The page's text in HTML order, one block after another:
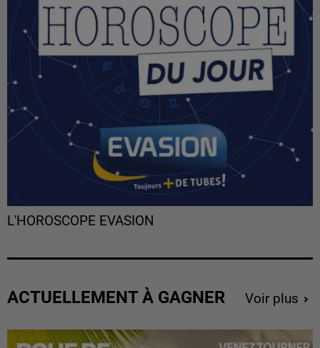
L'HOROSCOPE EVASION
ACTUELLEMENT À GAGNER Voir plus